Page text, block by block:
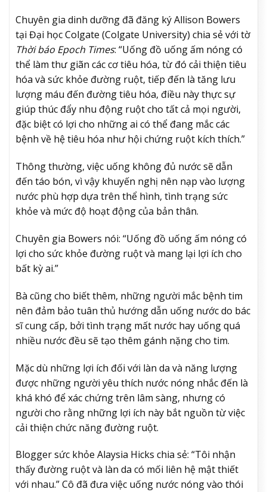
Chuyên gia dinh dưỡng đã đăng ký Allison Bowers
tại Đại học Colgate (Colgate University) chia sẻ với tờ
Thời báo Epoch Times: “Uống đồ uống ấm nóng có
thể làm thư giãn các cơ tiêu hóa, từ đó cải thiện tiêu
hóa và sức khỏe đường ruột, tiếp đến là tăng lưu
lượng máu đến đường tiêu hóa, điều này thực sự
giúp thúc đẩy nhu động ruột cho tất cả mọi người,
đặc biệt có lợi cho những ai có thể đang mắc các
bệnh về hệ tiêu hóa như hội chứng ruột kích thích.”
Thông thường, việc uống không đủ nước sẽ dẫn
đến táo bón, vì vậy khuyến nghị nên nạp vào lượng
nước phù hợp dựa trên thể hình, tình trạng sức
khỏe và mức độ hoạt động của bản thân.
Chuyên gia Bowers nói: “Uống đồ uống ấm nóng có
lợi cho sức khỏe đường ruột và mang lại lợi ích cho
bất kỳ ai.”
Bà cũng cho biết thêm, những người mắc bệnh tim
nên đảm bảo tuân thủ hướng dẫn uống nước do bác
sĩ cung cấp, bởi tình trạng mất nước hay uống quá
nhiều nước đều sẽ tạo thêm gánh nặng cho tim.
Mặc dù những lợi ích đối với làn da và năng lượng
được những người yêu thích nước nóng nhắc đến là
khá khó để xác chứng trên lâm sàng, nhưng có
người cho rằng những lợi ích này bắt nguồn từ việc
cải thiện chức năng đường ruột.
Blogger sức khỏe Alaysia Hicks chia sẻ: “Tôi nhận
thấy đường ruột và làn da có mối liên hệ mật thiết
với nhau.” Cô đã đưa việc uống nước nóng vào thói